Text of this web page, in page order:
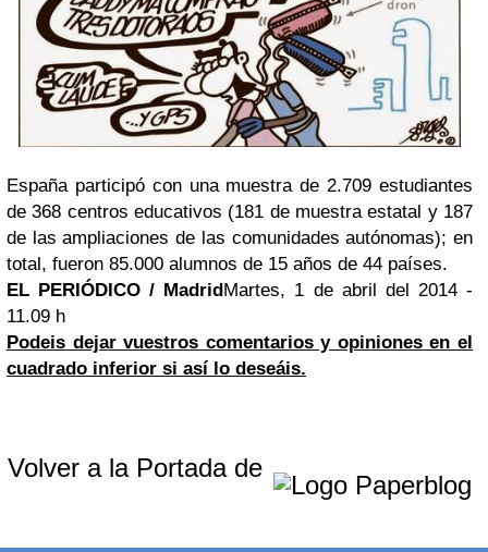
España participó con una muestra de 2.709 estudiantes
de 368 centros educativos (181 de muestra estatal y 187
de las ampliaciones de las comunidades autónomas); en
total, fueron 85.000 alumnos de 15 años de 44 países.
EL PERIÓDICO / MadridMartes, 1 de abril del 2014 -
11.09 h
Podeis dejar vuestros comentarios y opiniones en el
cuadrado inferior si así lo deseáis.
Volver a la Portada de